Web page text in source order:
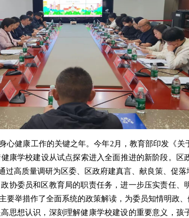
心健康工作的关键之年。今年2月，教育部印发《
康学校建设从试点探索进入全面推进的新阶段。区
高质量调研为区委、区政府建真言、献良策、促落
协委员和区教育局的职责任务，进一步压实责任、
举措作了全面系统的政策解读，为委员知情明政、
思想认识，深刻理解健康学校建设的重要意义，孩